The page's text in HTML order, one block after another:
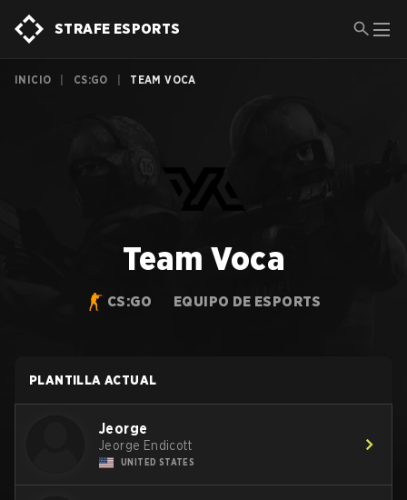
STRAFE ESPORTS
INICIO CS:GO TEAM VOCA
Team Voca
CS:GO EQUIPO DE ESPORTS
PLANTILLA ACTUAL
Jeorge
Jeorge Endicott
UNITED STATES